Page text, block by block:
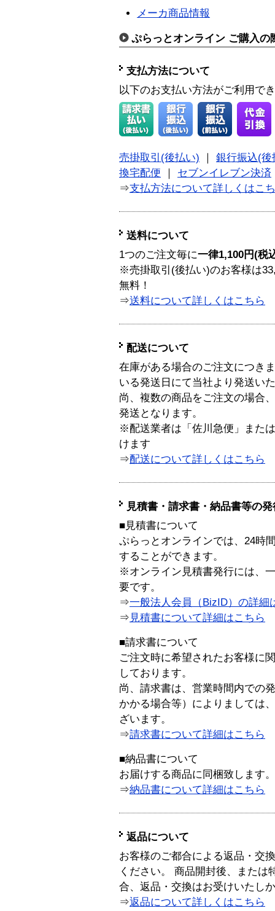
メーカ商品情報
ぷらっとオンライン ご購入の
支払方法について
以下のお支払い方法がご利用で
売掛取引(後払い)
銀行振込(後
換宅配便
セブンイレブン決済
⇒支払方法について詳しくはこ
送料について
1つのご注文毎に一律1,100円(税
※売掛取引(後払い)のお客様は
無料！
⇒送料について詳しくはこちら
配送について
在庫がある場合のご注文につき
いる発送日にて当社より発送い
尚、複数の商品をご注文の場合
発送となります。
※配送業者は「佐川急便」また
けます
⇒配送について詳しくはこちら
見積書・請求書・納品書等の
■見積書について
ぷらっとオンラインでは、24時
することができます。
※オンライン見積書発行には、
要です。
⇒一般法人会員（BizID）の詳細
⇒ 見積書について詳細はこちら
■請求書について
ご注文時に希望されたお客様に
しております。
尚、請求書は、営業時間内での
かかる場合等）によりましては
ざいます。
⇒請求書について詳細はこちら
■納品書について
お届けする商品に同梱致します。
⇒納品書について詳細はこちら
返品について
お客様のご都合による返品・交
ください。 商品開封後、または
合、返品・交換はお受けいたし
⇒返品について詳しくはこちら